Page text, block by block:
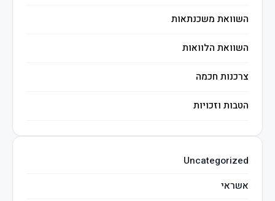
השוואת משכנתאות
השוואת הלוואות
צרכנות חכמה
הטבות וזכויות
השקעות חכמות
מיסים
Uncategorized
אשראי